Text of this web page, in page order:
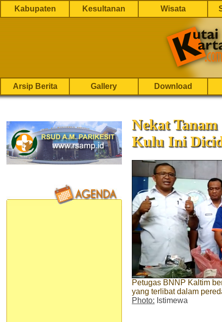
Kabupaten Kesultanan Wisata
Arsip Berita Gallery Download
Nekat
Kulu Ini
Petugas BNNP Kaltim
yang terlibat dalam
Photo: Istimewa